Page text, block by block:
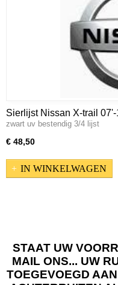
Sierlijst Nissan X-trail
zwart uv bestendig 3/4 lijst
€ 48,50
IN WINKELWAGEN
STAAT UW
MAIL ONS... UW
TOEGEVOEGD